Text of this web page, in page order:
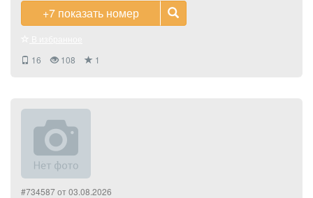
+7 показать номер
16
108 1
#734587 от 03.08.2026